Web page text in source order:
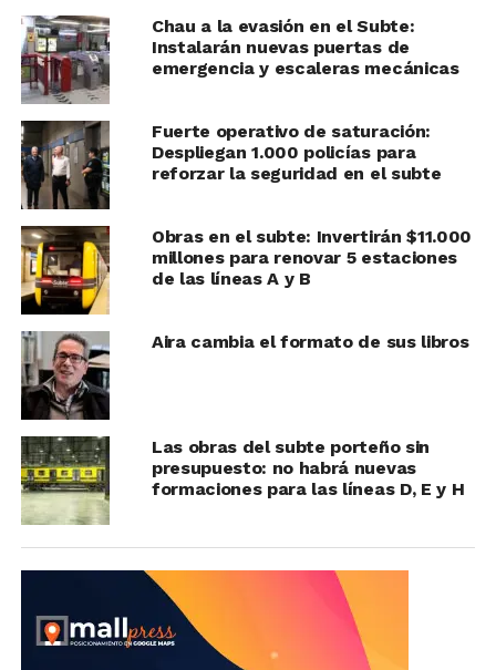
Chau a la evasión en el Subte:
Instalarán nuevas puertas de
emergencia y escaleras mecánicas
Fuerte operativo de saturación:
Despliegan 1.000 policías para
reforzar la seguridad en el subte
Obras en el subte: Invertirán $11.000
millones para renovar 5 estaciones
de las líneas A y B
Aira cambia el formato de sus libros
Las obras del subte porteño sin
presupuesto: no habrá nuevas
formaciones para las líneas D, E y H